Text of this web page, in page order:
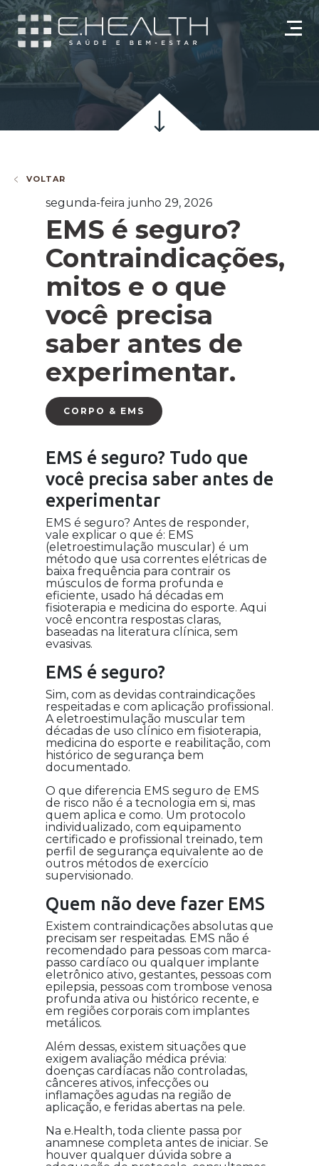
VOLTAR
segunda-feira junho 29, 2026
EMS é seguro?
Contraindicações,
mitos e o que
você precisa
saber antes de
experimentar.
CORPO & EMS
EMS é seguro? Tudo que
você precisa saber antes de
experimentar
EMS é seguro? Antes de responder,
vale explicar o que é: EMS
(eletroestimulação muscular) é um
método que usa correntes elétricas de
baixa frequência para contrair os
músculos de forma profunda e
eficiente, usado há décadas em
fisioterapia e medicina do esporte. Aqui
você encontra respostas claras,
baseadas na literatura clínica, sem
evasivas.
EMS é seguro?
Sim, com as devidas contraindicações
respeitadas e com aplicação profissional.
A eletroestimulação muscular tem
décadas de uso clínico em fisioterapia,
medicina do esporte e reabilitação, com
histórico de segurança bem
documentado.
O que diferencia EMS seguro de EMS
de risco não é a tecnologia em si, mas
quem aplica e como. Um protocolo
individualizado, com equipamento
certificado e profissional treinado, tem
perfil de segurança equivalente ao de
outros métodos de exercício
supervisionado.
Quem não deve fazer EMS
Existem contraindicações absolutas que
precisam ser respeitadas. EMS não é
recomendado para pessoas com marca-
passo cardíaco ou qualquer implante
eletrônico ativo, gestantes, pessoas com
epilepsia, pessoas com trombose venosa
profunda ativa ou histórico recente, e
em regiões corporais com implantes
metálicos.
Além dessas, existem situações que
exigem avaliação médica prévia:
doenças cardíacas não controladas,
cânceres ativos, infecções ou
inflamações agudas na região de
aplicação, e feridas abertas na pele.
Na e.Health, toda cliente passa por
anamnese completa antes de iniciar. Se
houver qualquer dúvida sobre a